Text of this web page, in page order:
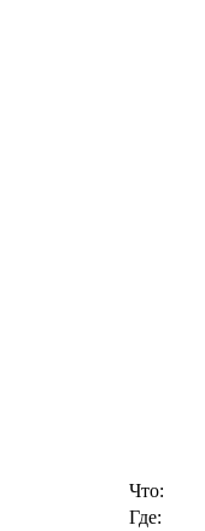
Что:
Где: